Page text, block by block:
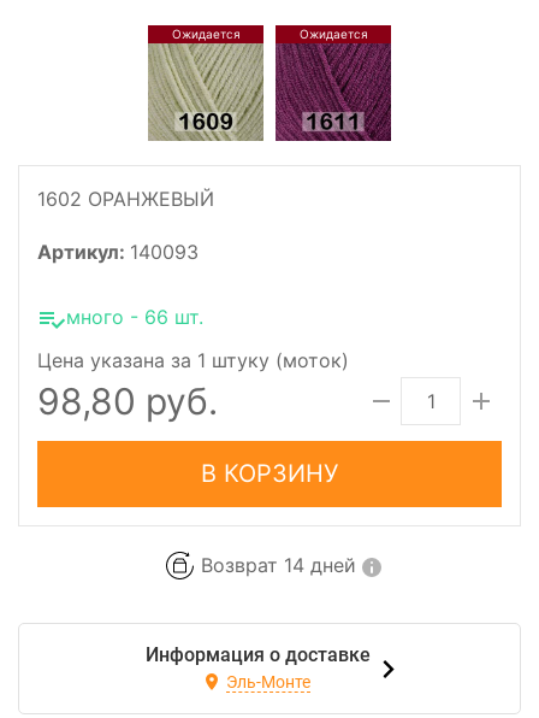
1602 ОРАНЖЕВЫЙ
Артикул: 140093
Цена указана за 1 штуку (моток)
много - 66 шт.
98,80 руб.
В КОРЗИНУ
Возврат 14 дней
Информация о доставке
Эль-Монте